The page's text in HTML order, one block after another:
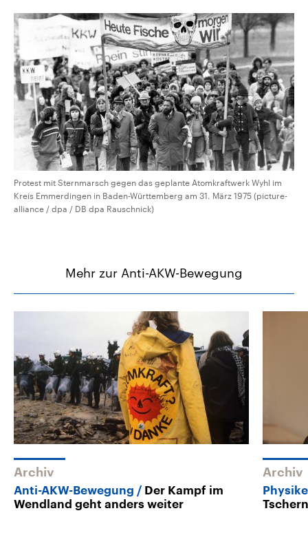
Protest mit Sternmarsch gegen das geplante Atomkraftwerk Wyhl im
Kreis Emmerdingen in Baden-Württemberg am 31. März 1975 (picture-
alliance / dpa / DB dpa Rauschnick)
Mehr zur Anti-AKW-Bewegung
Archiv
Anti-AKW-Bewegung
Der Kampf im
Wendland geht anders weiter
Archiv